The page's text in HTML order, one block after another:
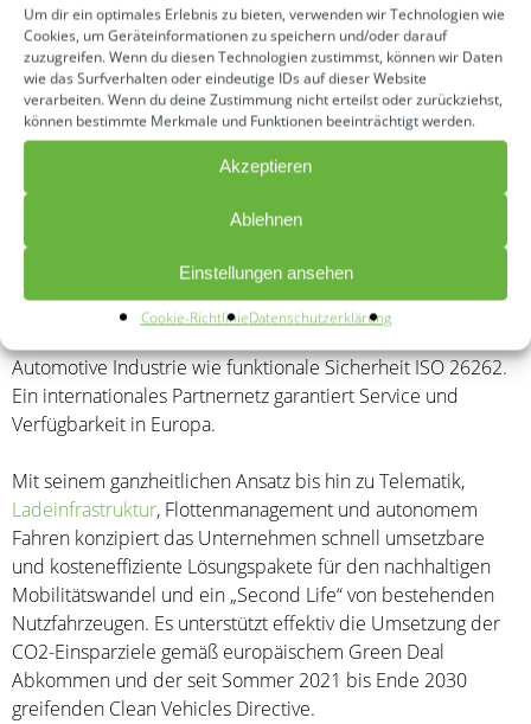
Um dir ein optimales Erlebnis zu bieten, verwenden wir Technologien wie
Cookies, um Geräteinformationen zu speichern und/oder darauf
zuzugreifen. Wenn du diesen Technologien zustimmst, können wir Daten
wie das Surfverhalten oder eindeutige IDs auf dieser Website
verarbeiten. Wenn du deine Zustimmung nicht erteilst oder zurückziehst,
können bestimmte Merkmale und Funktionen beeinträchtigt werden.
Akzeptieren
Ablehnen
Einstellungen ansehen
Cookie-RichtlinieDatenschutzerklärung
finanzierte Unternehmen mit Sitz in Denkendorf und Büros
in Garching bei München beschäftigt mehr als 100
Mitarbeiter*innen.
Als erster digitaler OEM weltweit (ohne eigene Lagerhaltung
und Fertigung) bietet pepper innovative Lösungen für die
Elektrifizierung (Retrofitting) von gebrauchten und neuen
Nutzfahrzeugen wie Lastkraftwagen im Verteilverkehr,
Bussen im öffentlichen Personennahverkehr (ÖPNV) sowie
kommunalen Fahrzeugen an. pepper ist ISO 9001 zertifiziert
und gewährleistet als einzigerAnbieter von Umrüstlösungen
Automotive Industrie wie funktionale Sicherheit ISO 26262.
Ein internationales Partnernetz garantiert Service und
Verfügbarkeit in Europa.
Mit seinem ganzheitlichen Ansatz bis hin zu Telematik,
Ladeinfrastruktur, Flottenmanagement und autonomem
Fahren konzipiert das Unternehmen schnell umsetzbare
und kosteneffiziente Lösungspakete für den nachhaltigen
Mobilitätswandel und ein „Second Life“ von bestehenden
Nutzfahrzeugen. Es unterstützt effektiv die Umsetzung der
CO2-Einsparziele gemäß europäischem Green Deal
Abkommen und der seit Sommer 2021 bis Ende 2030
greifenden Clean Vehicles Directive.